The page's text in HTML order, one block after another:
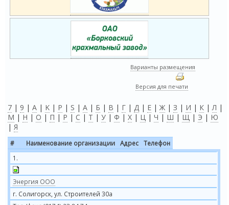
Варианты размещения
Версия для печати
7 | 9 | A | K | P | S | А | Б | В | Г | Д | Е | Ж | З | И | К |Л |
М | Н | О | П | Р | С | Т | У | Ф | Х | Ц | Ч | Ш | Щ | Э | Ю
| Я
# Наименование организации Адрес
Телефон
1.
Энергия ООО
г. Солигорск, ул. Строителей 30а